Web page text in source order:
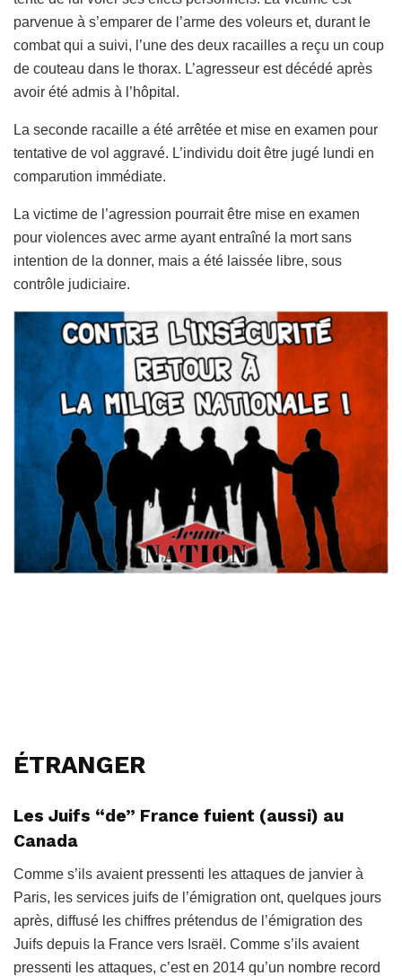
parvenue à s’emparer de l’arme des voleurs et, durant le
combat qui a suivi, l’une des deux racailles a reçu un coup
de couteau dans le thorax. L’agresseur est décédé après
avoir été admis à l’hôpital.
La seconde racaille a été arrêtée et mise en examen pour
tentative de vol aggravé. L’individu doit être jugé lundi en
comparution immédiate.
La victime de l’agression pourrait être mise en examen
pour violences avec arme ayant entraîné la mort sans
intention de la donner, mais a été laissée libre, sous
contrôle judiciaire.
ÉTRANGER
Les Juifs “de” France fuient (aussi) au
Canada
Comme s’ils avaient pressenti les attaques de janvier à
Paris, les services juifs de l’émigration ont, quelques jours
après, diffusé les chiffres prétendus de l’émigration des
Juifs depuis la France vers Israël. Comme s’ils avaient
pressenti les attaques, c’est en 2014 qu’un nombre record